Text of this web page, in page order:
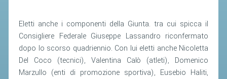
Eletti anche i componenti della Giunta. tra cui spicca il
Consigliere Federale Giuseppe Lassandro riconfermato
dopo lo scorso quadriennio. Con lui eletti anche Nicoletta
Del Coco (tecnici), Valentina Calò (atleti), Domenico
Marzullo (enti di promozione sportiva), Eusebio Haliti,
STAFF TECNICO
CTF – PALABADMINTON
ATLETI D'INTERESSE NAZIONALE